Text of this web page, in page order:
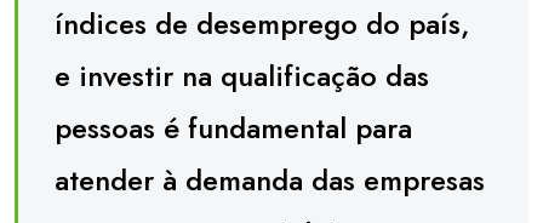
índices de desemprego do país,
e investir na qualificação das
pessoas é fundamental para
atender à demanda das empresas